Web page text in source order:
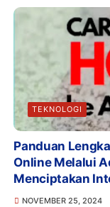
TEKNOLOGI
Panduan
Online Melalui
Menciptakan
NOVEMBER 25, 2024